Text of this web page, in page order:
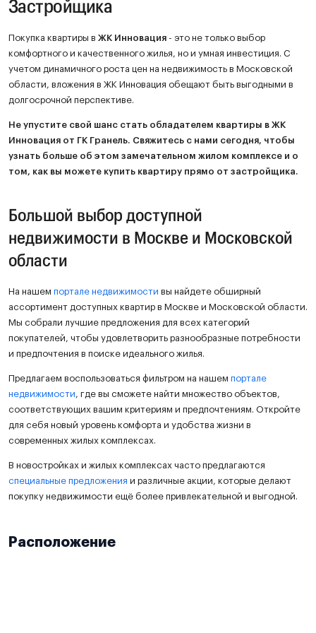
Застройщика
Покупка квартиры в ЖК Инновация - это не только выбор
комфортного и качественного жилья, но и умная инвестиция. С
учетом динамичного роста цен на недвижимость в Московской
области, вложения в ЖК Инновация обещают быть выгодными в
долгосрочной перспективе.
Не упустите свой шанс стать обладателем квартиры в ЖК
Инновация от ГК Гранель. Свяжитесь с нами сегодня, чтобы
узнать больше об этом замечательном жилом комплексе и о
том, как вы можете купить квартиру прямо от застройщика.
Большой выбор доступной
недвижимости в Москве и Московской
области
На нашем портале недвижимости вы найдете обширный
ассортимент доступных квартир в Москве и Московской области.
Мы собрали лучшие предложения для всех категорий
покупателей, чтобы удовлетворить разнообразные потребности
и предпочтения в поиске идеального жилья.
Предлагаем воспользоваться фильтром на нашем портале
недвижимости, где вы сможете найти множество объектов,
соответствующих вашим критериям и предпочтениям. Откройте
для себя новый уровень комфорта и удобства жизни в
современных жилых комплексах.
В новостройках и жилых комплексах часто предлагаются
специальные предложения и различные акции, которые делают
покупку недвижимости ещё более привлекательной и выгодной.
Расположение